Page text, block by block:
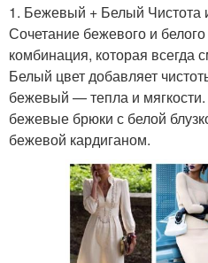
1. Бежевый + Белый Чистота
Сочетание бежевого и
комбинация, которая всегда
Белый цвет добавляет
бежевый — тепла и
бежевые брюки с белой
бежевой кардиганом.